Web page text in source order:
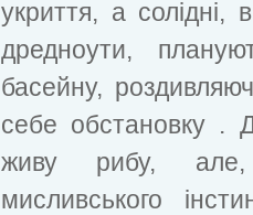
укриття, а солідні,
дредноути,
басейну,
себе обстановку .
живу рибу, але,
мисливського